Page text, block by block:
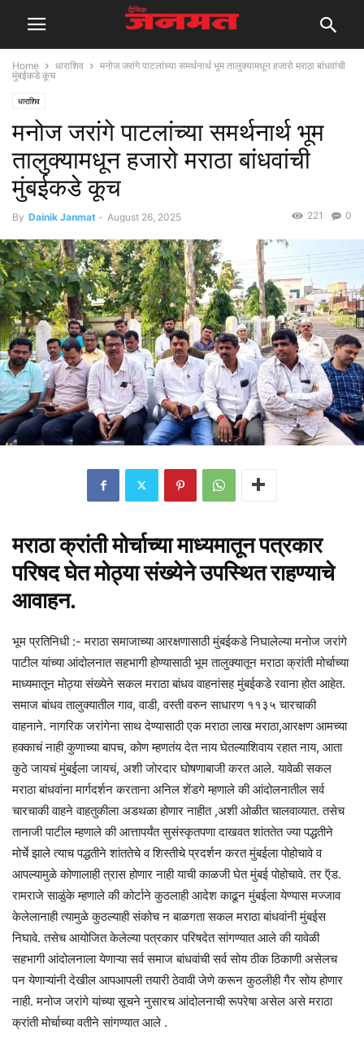
Home धाराशिव
मनोज जरांगे पाटलांच्या समर्थनार्थ भूम तालुक्यामधून हजारो मराठा बांधवांची
मुंबईकडे कूच
धाराशिव
मनोज जरांगे पाटलांच्या समर्थनार्थ भूम
तालुक्यामधून हजारो मराठा बांधवांची
मुंबईकडे कूच
By Dainik Janmat - August 26, 2025 0
221
मराठा क्रांती मोर्चाच्या माध्यमातून पत्रकार
परिषद घेत मोठ्या संख्येने उपस्थित राहण्याचे
आवाहन.
भूम प्रतिनिधी :- मराठा समाजाच्या आरक्षणासाठी मुंबईकडे निघालेल्या मनोज जरांगे
पाटील यांच्या आंदोलनात सहभागी होण्यासाठी भूम तालुक्यातून मराठा क्रांती मोर्चाच्या
माध्यमातून मोठ्या संख्येने सकल मराठा बांधव वाहनांसह मुंबईकडे रवाना होत आहेत.
समाज बांधव तालुक्यातील गाव, वाडी, वस्ती वरुन साधारण ११३५ चारचाकी
वाहनाने. नागरिक जरांगेना साथ देण्यासाठी एक मराठा लाख मराठा,आरक्षण आमच्या
हक्काचं नाही कुणाच्या बापच, कोण म्हणतंय देत नाय घेतल्याशिवाय रहात नाय, आता
कुठे जायचं मुंबईला जायचं, अशी जोरदार घोषणाबाजी करत आले. यावेळी सकल
मराठा बांधवांना मार्गदर्शन करताना अनिल शेंडगे म्हणाले की आंदोलनातील सर्व
चारचाकी वाहने वाहतुकीला अडथळा होणार नाहीत ,अशी ओळीत चालवाव्यात. तसेच
तानाजी पाटील म्हणाले की आत्तापर्यंत सुसंस्कृतपणा दाखवत शांततेत ज्या पद्धतीने
मोर्चे झाले त्याच पद्धतीने शांततेचे व शिस्तीचे प्रदर्शन करत मुंबईला पोहोचावे व
आपल्यामुळे कोणालाही त्रास होणार नाही याची काळजी घेत मुंबई पोहोचावे. तर ऍड.
रामराजे साळुंके म्हणाले की कोर्टाने कुठलाही आदेश काढून मुंबईला येण्यास मज्जाव
केलेलानाही त्यामुळे कुठल्याही संकोच न बाळगता सकल मराठा बांधवांनी मुंबईस
निघावे. तसेच आयोजित केलेल्या पत्रकार परिषदेत सांगण्यात आले की यावेळी
सहभागी आंदोलनाला येणाऱ्या सर्व समाज बांधवांची सर्व सोय ठीक ठिकाणी असेलच
पन येणाऱ्यांनी देखील आपआपली तयारी ठेवावी जेणे करून कुठलीही गैर सोय होणार
नाही. मनोज जरांगे यांच्या सूचने नुसारच आंदोलनाची रूपरेषा असेल असे मराठा
क्रांती मोर्चाच्या वतीने सांगण्यात आले .